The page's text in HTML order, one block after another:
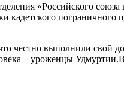
«Российского союза
кадетского пограничного
честно выполнили свой
– уроженцы